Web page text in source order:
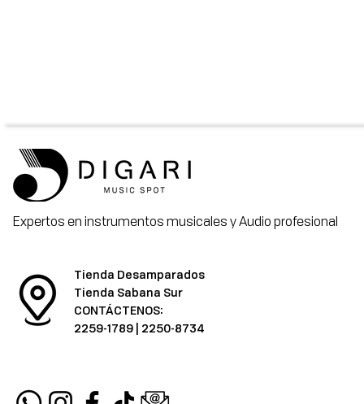
Expertos en instrumentos musicales y Audio profesional
Tienda Desamparados
Tienda Sabana Sur
CONTÁCTENOS:
2259-1789 | 2250-8734